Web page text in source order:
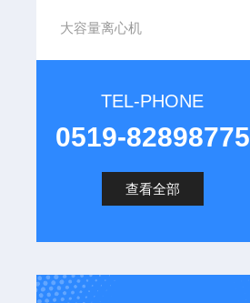
大容量离心机
TEL-PHONE
0519-82898775
查看全部